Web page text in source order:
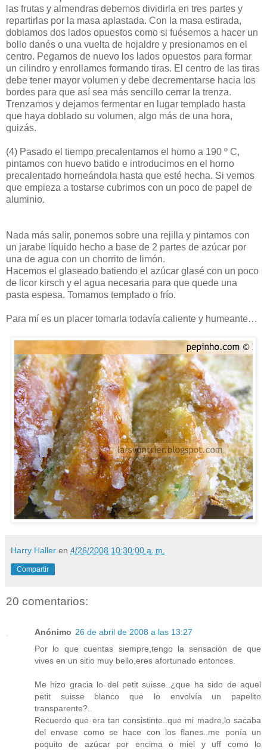
las frutas y almendras debemos dividirla en tres partes y
repartirlas por la masa aplastada. Con la masa estirada,
doblamos dos lados opuestos como si fuésemos a hacer un
bollo danés o una vuelta de hojaldre y presionamos en el
centro. Pegamos de nuevo los lados opuestos para formar
un cilindro y enrollamos formando tiras. El centro de las tiras
debe tener mayor volumen y debe decrementarse hacia los
bordes para que así sea más sencillo cerrar la trenza.
Trenzamos y dejamos fermentar en lugar templado hasta
que haya doblado su volumen, algo más de una hora,
quizás.
(4) Pasado el tiempo precalentamos el horno a 190 º C,
pintamos con huevo batido e introducimos en el horno
precalentado horneándola hasta que esté hecha. Si vemos
que empieza a tostarse cubrimos con un poco de papel de
aluminio.
Nada más salir, ponemos sobre una rejilla y pintamos con
un jarabe líquido hecho a base de 2 partes de azúcar por
una de agua con un chorrito de limón.
Hacemos el glaseado batiendo el azúcar glasé con un poco
de licor kirsch y el agua necesaria para que quede una
pasta espesa. Tomamos templado o frío.
Para mí es un placer tomarla todavía caliente y humeante…
Harry Haller en 4/26/2008 10:30:00 a. m.
Compartir
20 comentarios:
Anónimo 26 de abril de 2008 a las 13:27
Por lo que cuentas siempre,tengo la sensación de que
vives en un sitio muy bello,eres afortunado entonces.
Me hizo gracia lo del petit suisse..¿que ha sido de aquel
petit suisse blanco que lo envolvía un papelito
transparente?..
Recuerdo que era tan consistinte..que mi madre,lo sacaba
del envase como se hace con los flanes..me ponía un
poquito de azúcar por encima o miel y uff como lo